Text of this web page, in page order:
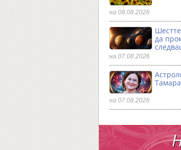
на 08.08.2026
да
на 07.08.2026
Тамара
на 07.08.2026